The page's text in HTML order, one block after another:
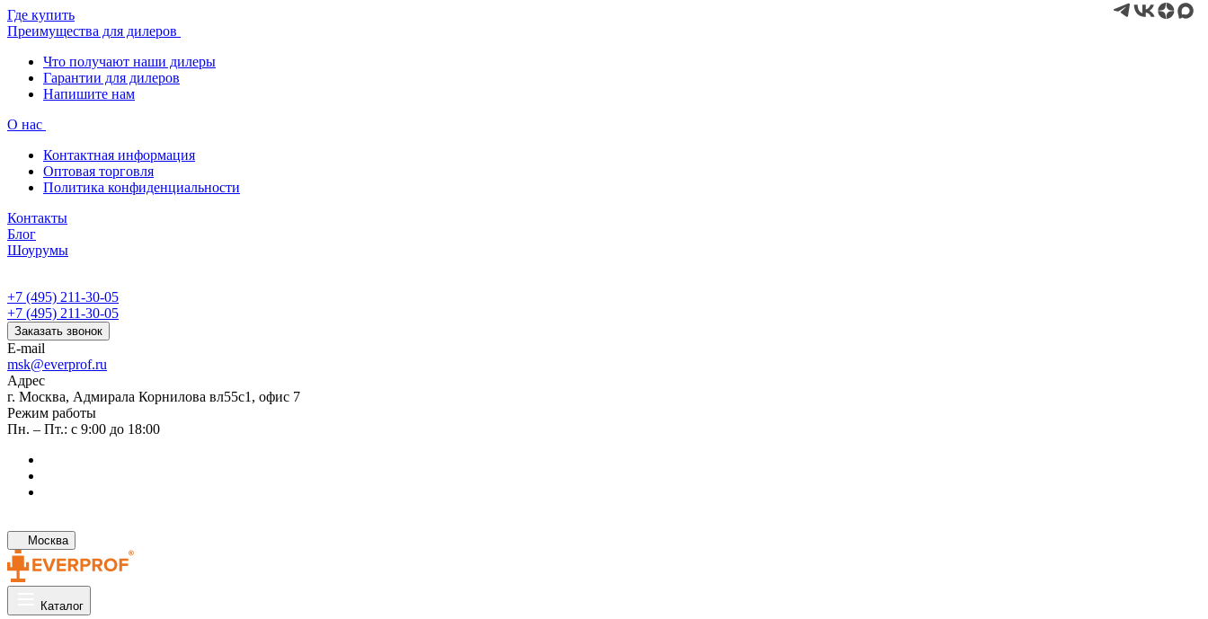
Где купить
Преимущества для дилеров
Что получают наши дилеры
Гарантии для дилеров
Напишите нам
О нас
Контактная информация
Оптовая торговля
Политика конфиденциальности
Контакты
Блог
Шоурумы
+7 (495) 211-30-05
+7 (495) 211-30-05
Заказать звонок
E-mail
msk@everprof.ru
Адрес
г. Москва, Адмирала Корнилова вл55с1, офис 7
Режим работы
Пн. – Пт.: с 9:00 до 18:00
Москва
Каталог